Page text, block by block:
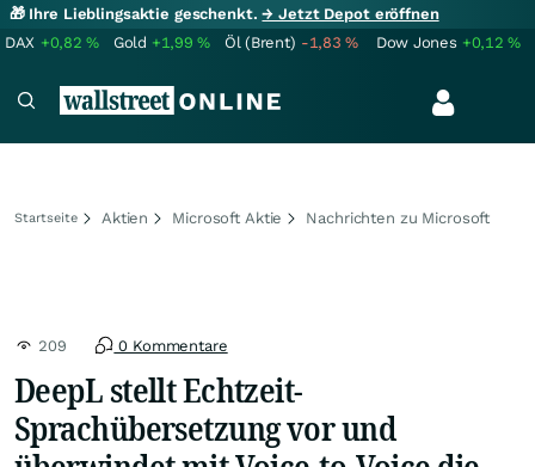
🎁 Ihre Lieblingsaktie geschenkt.→ Jetzt Depot eröffnen
DAX +0,82% Gold +1,99% Öl (Brent) -1,83% Dow Jones +0,12%
Startseite Aktien Microsoft Aktie Nachrichten zu Microsoft
209 0 Kommentare
DeepL stellt Echtzeit-
Sprachübersetzung vor und